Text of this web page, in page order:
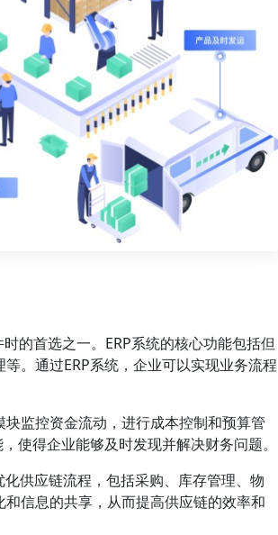
的首选之一。ERP系统的核心功能包括但
。通过ERP系统，企业可以实现业务流程
监控资金流动，进行成本控制和预算管
使得企业能够及时发现并解决财务问题。
化供应链流程，包括采购、库存管理、物
信息的共享，从而提高供应链的效率和